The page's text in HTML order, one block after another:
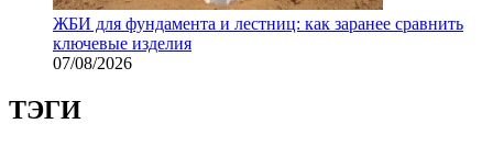
ЖБИ для фундамента и лестниц: как заранее сравнить
ключевые изделия
07/08/2026
ТЭГИ